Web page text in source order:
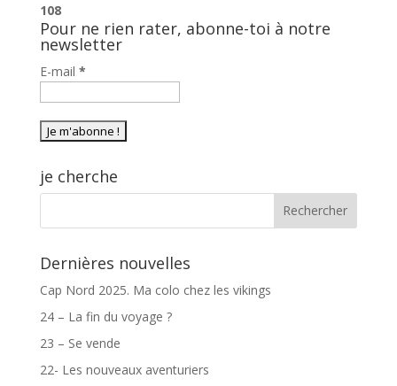
108
Pour ne rien rater, abonne-toi à notre
newsletter
E-mail *
je cherche
Dernières nouvelles
Cap Nord 2025. Ma colo chez les vikings
24 – La fin du voyage ?
23 – Se vende
22- Les nouveaux aventuriers